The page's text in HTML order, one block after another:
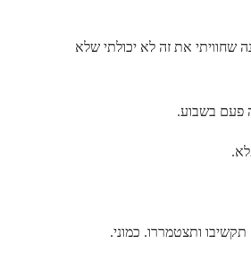
שחוויתי את זה לא יכולתי שלא
פעם בשבוע.
ותצטמררו. כמוני.